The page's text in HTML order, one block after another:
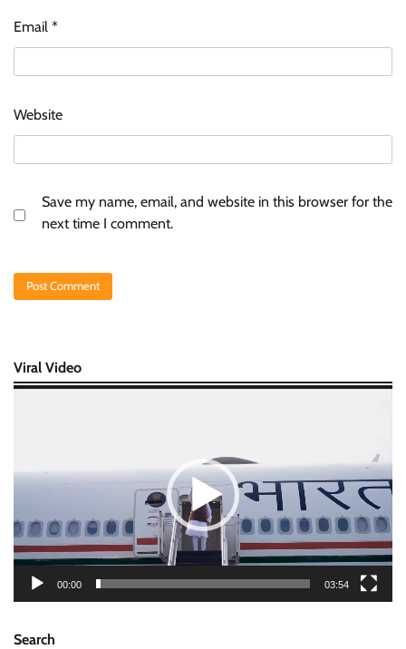
Email *
Website
Save my name, email, and website in this browser for the
next time I comment.
Viral Video
00:00 03:54
Search